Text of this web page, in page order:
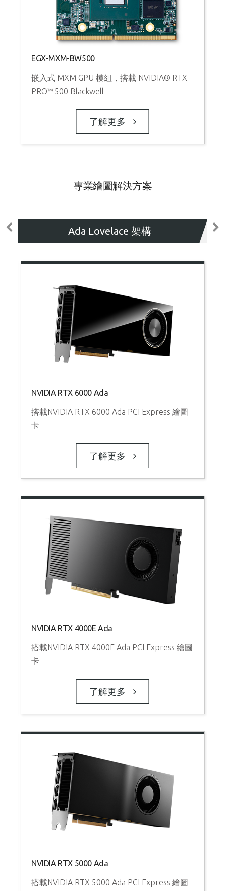
EGX-MXM-BW500
嵌入式 MXM GPU 模組，搭載 NVIDIA® RTX
PRO™ 500 Blackwell
了解更多
專業繪圖解決方案
Ada Lovelace 架構
NVIDIA RTX 6000 Ada
搭載NVIDIA RTX 6000 Ada PCI Express 繪圖
卡
了解更多
NVIDIA RTX 4000E Ada
搭載NVIDIA RTX 4000E Ada PCI Express 繪圖
卡
了解更多
NVIDIA RTX 5000 Ada
搭載NVIDIA RTX 5000 Ada PCI Express 繪圖